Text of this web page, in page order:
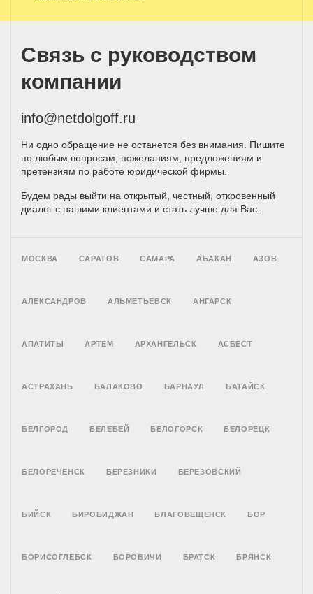
Связь с руководством
компании
info@netdolgoff.ru
Ни одно обращение не останется без внимания. Пишите
по любым вопросам, пожеланиям, предложениям и
претензиям по работе юридической фирмы.
Будем рады выйти на открытый, честный, откровенный
диалог с нашими клиентами и стать лучше для Вас.
МОСКВА САРАТОВ САМАРА АБАКАН АЗОВ
АЛЕКСАНДРОВ АЛЬМЕТЬЕВСК АНГАРСК
АПАТИТЫ АРТЁМ АРХАНГЕЛЬСК АСБЕСТ
АСТРАХАНЬ БАЛАКОВО БАРНАУЛ БАТАЙСК
БЕЛГОРОД БЕЛЕБЕЙ БЕЛОГОРСК БЕЛОРЕЦК
БЕЛОРЕЧЕНСК БЕРЕЗНИКИ БЕРЁЗОВСКИЙ
БИЙСК БИРОБИДЖАН БЛАГОВЕЩЕНСК БОР
БОРИСОГЛЕБСК БОРОВИЧИ БРАТСК БРЯНСК